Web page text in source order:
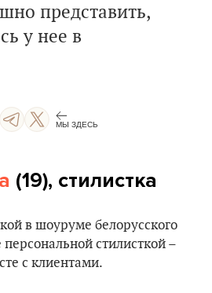
представить,
у нее в
МЫ ЗДЕСЬ
(19), стилистка
в шоуруме белорусского
стилисткой –
с клиентами.